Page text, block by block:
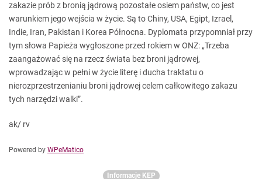
zakazie prób z bronią jądrową pozostałe osiem państw, co jest
warunkiem jego wejścia w życie. Są to Chiny, USA, Egipt, Izrael,
Indie, Iran, Pakistan i Korea Północna. Dyplomata przypomniał przy
tym słowa Papieża wygłoszone przed rokiem w ONZ: „Trzeba
zaangażować się na rzecz świata bez broni jądrowej,
wprowadzając w pełni w życie literę i ducha traktatu o
nierozprzestrzenianiu broni jądrowej celem całkowitego zakazu
tych narzędzi walki”.
ak/ rv
Powered by WPeMatico
Informacje KEP